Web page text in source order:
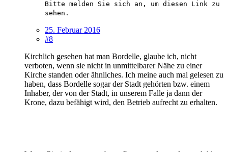
Bitte melden Sie sich an, um diesen Link zu
sehen.
25. Februar 2016
#8
Kirchlich gesehen hat man Bordelle, glaube ich, nicht
verboten, wenn sie nicht in unmittelbarer Nähe zu einer
Kirche standen oder ähnliches. Ich meine auch mal gelesen zu
haben, dass Bordelle sogar der Stadt gehörten bzw. einem
Inhaber, der von der Stadt, in unserem Falle ja dann der
Krone, dazu befähigt wird, den Betrieb aufrecht zu erhalten.